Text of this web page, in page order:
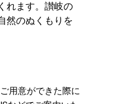
れます。讃岐の
然のぬくもりを
用意ができた際に